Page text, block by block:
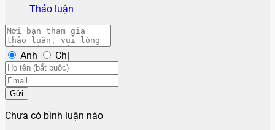
Thảo luận
Anh Chị
Gửi
Chưa có bình luận nào